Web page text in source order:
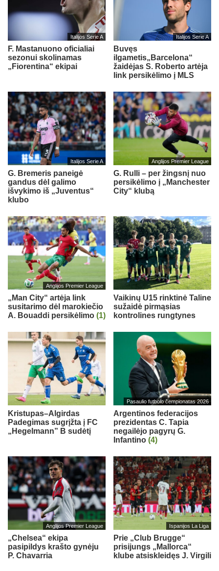
Italijos Serie A
F. Mastanuono oficialiai
sezonui skolinamas
„Fiorentina“ ekipai
Italijos Serie A
Buvęs
ilgametis„Barcelona“
žaidėjas S. Roberto artėja
link persikėlimo į MLS
Italijos Serie A
G. Bremeris paneigė
gandus dėl galimo
išvykimo iš „Juventus“
klubo
Anglijos Premier League
G. Rulli – per žingsnį nuo
persikėlimo į „Manchester
City“ klubą
Anglijos Premier League
„Man City“ artėja link
susitarimo dėl marokiečio
A. Bouaddi persikėlimo (1)
Vaikinų U15 rinktinė Taline
sužaidė pirmąsias
kontrolines rungtynes
Kristupas–Algirdas
Padegimas sugrįžta į FC
„Hegelmann” B sudėtį
Pasaulio futbolo čempionatas 2026
Argentinos federacijos
prezidentas C. Tapia
negailėjo pagyrų G.
Infantino (4)
Anglijos Premier League
„Chelsea“ ekipa
pasipildys krašto gynėju
P. Chavarria
Ispanijos La Liga
Prie „Club Brugge“
prisijungs „Mallorca“
klube atsiskleidęs J. Virgili